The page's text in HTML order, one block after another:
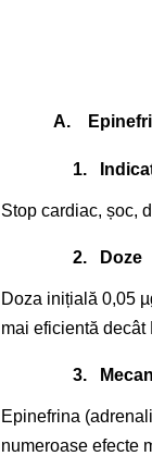
A.
1.
Stop cardiac, șoc,
2. Doze
Doza inițială 0,05
mai eficientă decât
3.
Epinefrina
numeroase efecte